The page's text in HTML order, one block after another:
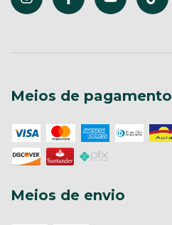
Meios de pagamento
Meios de envio